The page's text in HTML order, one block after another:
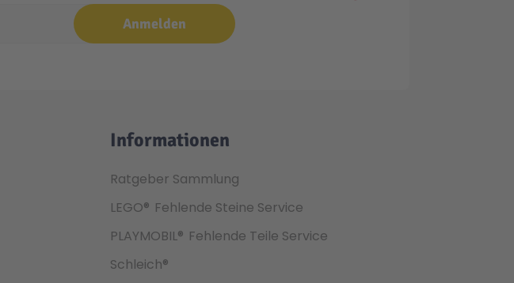
Anmelden
Informationen
Ratgeber Sammlung
LEGO® Fehlende Steine Service
PLAYMOBIL® Fehlende Teile Service
Schleich®